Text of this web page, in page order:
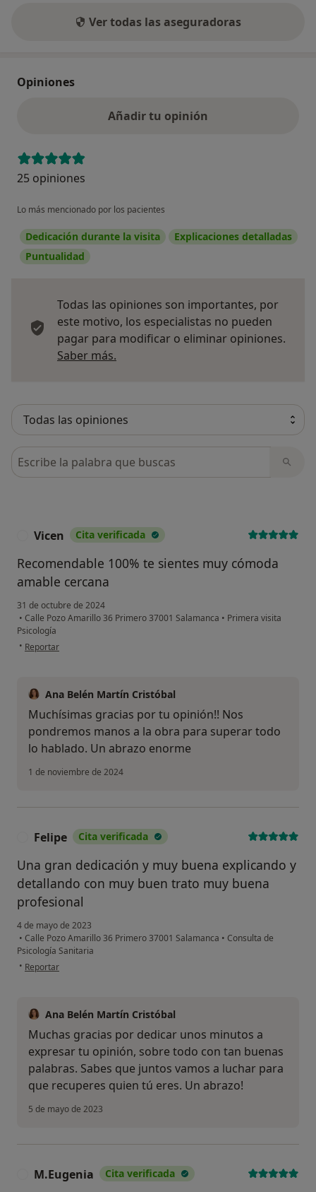
Ver todas las aseguradoras
Opiniones
Añadir tu opinión
25 opiniones
Lo más mencionado por los pacientes
Dedicación durante la visita
Explicaciones detalladas
Puntualidad
Todas las opiniones son importantes, por
este motivo, los especialistas no pueden
pagar para modificar o eliminar opiniones.
Saber más.
Busca en opiniones
Vicen Cita verificada
Recomendable 100% te sientes muy cómoda
amable cercana
31 de octubre de 2024
• Calle Pozo Amarillo 36 Primero 37001 Salamanca • Primera visita
Psicología
• en opinión del usuario Vicen
Reportar
Ana Belén Martín Cristóbal
Muchísimas gracias por tu opinión!! Nos
pondremos manos a la obra para superar todo
lo hablado. Un abrazo enorme
1 de noviembre de 2024
Felipe Cita verificada
Una gran dedicación y muy buena explicando y
detallando con muy buen trato muy buena
profesional
4 de mayo de 2023
• Calle Pozo Amarillo 36 Primero 37001 Salamanca • Consulta de
Psicología Sanitaria
• en opinión del usuario Felipe
Reportar
Ana Belén Martín Cristóbal
Muchas gracias por dedicar unos minutos a
expresar tu opinión, sobre todo con tan buenas
palabras. Sabes que juntos vamos a luchar para
que recuperes quien tú eres. Un abrazo!
5 de mayo de 2023
M.Eugenia Cita verificada